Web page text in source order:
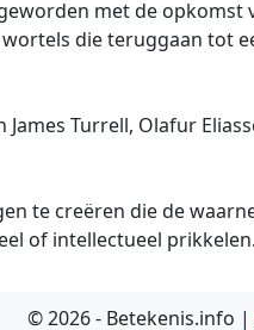
met de opkomst
die teruggaan tot
Turrell, Olafur
te creëren die de
of intellectueel prikkelen.
© 2026 - Betekenis.info |